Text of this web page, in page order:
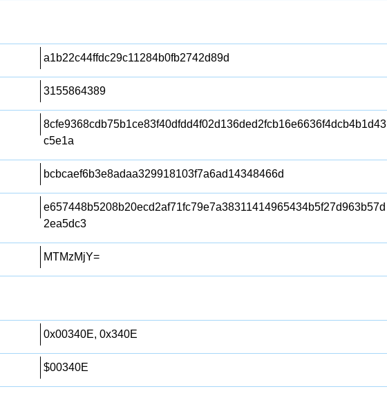
a1b22c44ffdc29c11284b0fb2742d89d
3155864389
8cfe9368cdb75b1ce83f40dfdd4f02d136ded2fcb16e6636f4dcb4b1d43
c5e1a
bcbcaef6b3e8adaa329918103f7a6ad14348466d
e657448b5208b20ecd2af71fc79e7a38311414965434b5f27d963b57d
2ea5dc3
MTMzMjY=
0x00340E, 0x340E
$00340E